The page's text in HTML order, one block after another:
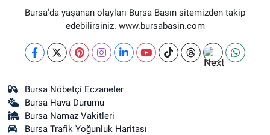
Bursa'da yaşanan olayları Bursa Basın sitemizden takip
edebilirsiniz. www.bursabasin.com
Bursa Nöbetçi Eczaneler
Bursa Hava Durumu
Bursa Namaz Vakitleri
Bursa Trafik Yoğunluk Haritası